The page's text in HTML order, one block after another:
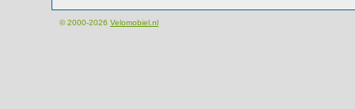
© 2000-2026 Velomobiel.nl